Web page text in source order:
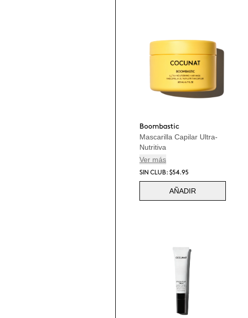
Boombastic
Mascarilla Capilar Ultra-
Nutritiva
Ver más
SIN CLUB: $54.95
AÑADIR